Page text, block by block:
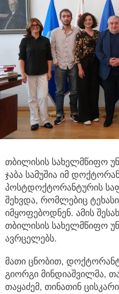
თბილისის სახელმწიფო
ჯაბა სამუშია იმ
პოსტდოქტორანტურის
შეხვდა, რომლებიც
იმყოფებოდნენ. ამის
თბილისის სახელმწიფო
ავრცელებს.
მათი ცნობით,
გიორგი მინდიაშვილმა,
თაყაძემ, თინათინ